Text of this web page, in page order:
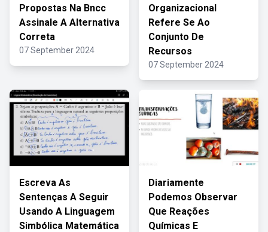
Propostas Na Bncc
Assinale A Alternativa
Correta
07 September 2024
Organizacional
Refere Se Ao
Conjunto De
Recursos
07 September 2024
Escreva As
Sentenças A Seguir
Usando A Linguagem
Simbólica Matemática
Diariamente
Podemos Observar
Que Reações
Químicas E